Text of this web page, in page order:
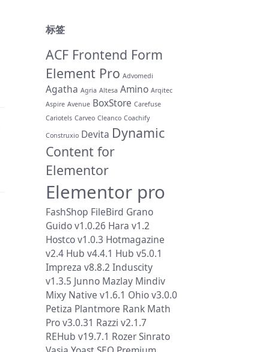
标签
ACF Frontend Form
Element Pro Advomedi
Agatha Agria Altesa Amino Arqitec
Aspire Avenue BoxStore Carefuse
Cariotels Carveo Cleanco Coachify
Construxio Devita Dynamic
Content for
Elementor
Elementor pro
FashShop FileBird Grano
Guido v1.0.26 Hara v1.2
Hostco v1.0.3 Hotmagazine
v2.4 Hub v4.4.1 Hub v5.0.1
Impreza v8.8.2 Induscity
v1.3.5 Junno Mazlay Mindiv
Mixy Native v1.6.1 Ohio v3.0.0
Petiza Plantmore Rank Math
Pro v3.0.31 Razzi v2.1.7
REHub v19.7.1 RozerSinrato